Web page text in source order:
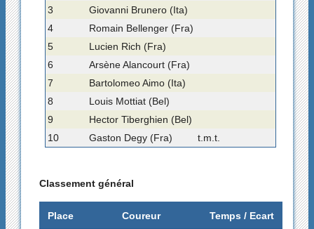
3
Giovanni Brunero (Ita)
4
Romain Bellenger (Fra)
5
Lucien Rich (Fra)
6
Arsène Alancourt (Fra)
7
Bartolomeo Aimo (Ita)
8
Louis Mottiat (Bel)
9
Hector Tiberghien (Bel)
10
Gaston Degy (Fra) t.m.t.
Classement général
Place Coureur Temps / Ecart